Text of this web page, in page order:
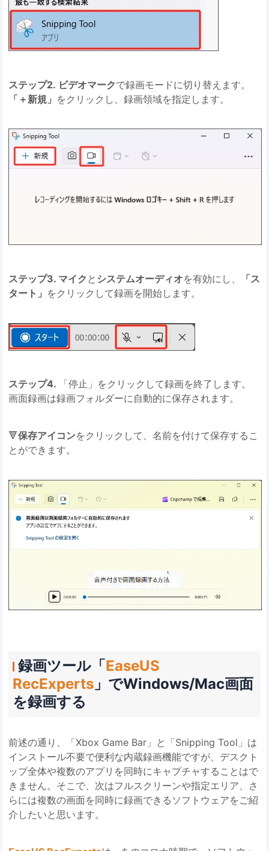
ステップ2. ビデオマークで録画モードに切り替えます。
「＋新規」 をクリックし、録画領域を指定します。
ステップ3. マイク と システムオーディオを有効にし、
「ス
タート」 をクリックして録画を開始します。
ステップ4.
「停止」をクリックして録画を終了します。
画面録画は録画フォルダーに自動的に保存されます。
🔻保存アイコンをクリックして、名前を付けて保存するこ
とができます。
録画ツール「EaseUS
RecExperts」でWindows/Mac画面
を録画する
前述の通り、「Xbox Game Bar」と「Snipping Tool」は
インストール不要で便利な内蔵録画機能ですが、デスクト
ップ全体や複数のアプリを同時にキャプチャすることはで
きません。そこで、次はフルスクリーンや指定エリア、さ
らには複数の画面を同時に録画できるソフトウェアをご紹
介したいと思います。